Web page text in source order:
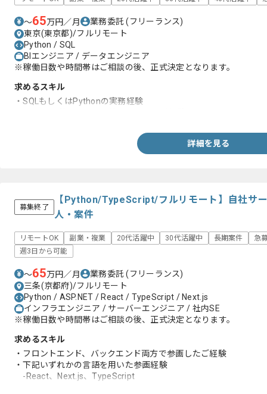
〜65万円／月 業務委託(フリーランス)
東京(東京都)/フルリモート
Python / SQL
BIエンジニア / データエンジニア
※稼働日数や時間帯はご相談の後、正式決定となります。
求めるスキル
・SQLもしくはPythonの実務経験
詳細を見る
募集終了
【Python/TypeScript/フルリモート】自社サ
人・案件
リモートOK 副業・複業 20代活躍中 30代活躍中 長期案件
急
週3日から可能
〜65万円／月 業務委託(フリーランス)
三条(京都府)/フルリモート
Python / ASP.NET / React / TypeScript / Next.js
インフラエンジニア / サーバーエンジニア / 社内SE
※稼働日数や時間帯はご相談の後、正式決定となります。
求めるスキル
・フロントエンド、バックエンド両方で参画したご経験
・下記いずれかの言語を用いた参画経験
-React、Next.js、TypeScript